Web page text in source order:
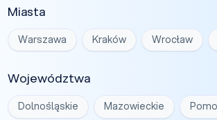
Miasta
Warszawa Kraków Wrocław
Województwa
Dolnośląskie Mazowieckie